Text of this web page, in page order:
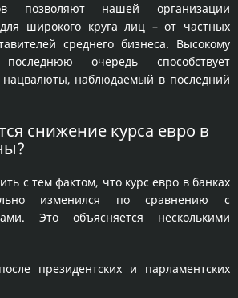
позволяют нашей организации
широкого круга лиц – от частных
среднего бизнеса. Высокому
очередь способствует
нацвалюты, наблюдаемый в последний
снижение курса евро в
с тем фактом, что курс евро в банках
изменился по сравнению с
Это объясняется несколькими
президентских и парламентских